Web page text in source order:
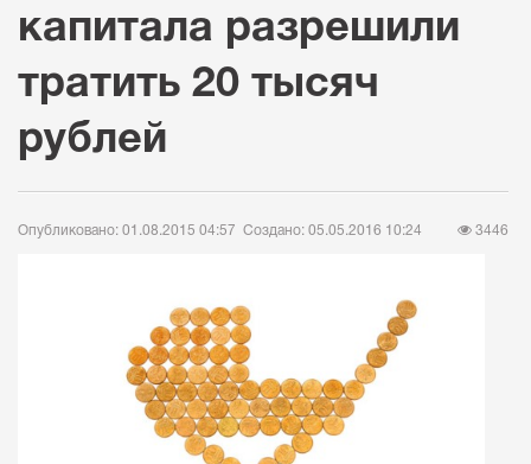
капитала разрешили
тратить 20 тысяч
рублей
Опубликовано: 01.08.2015 04:57 Создано: 05.05.2016 10:24 3446